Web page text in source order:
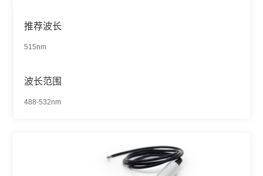
推荐波长
515nm
波长范围
488-532nm